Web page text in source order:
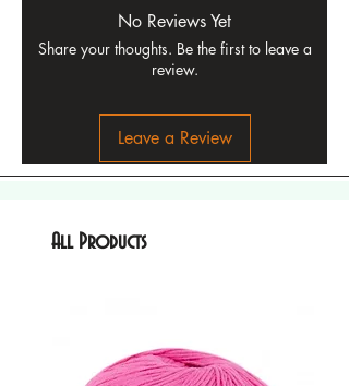
No Reviews Yet
Share your thoughts. Be the first to leave a
review.
Leave a Review
All Products